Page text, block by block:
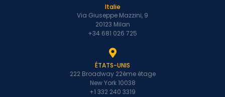
Italie
Via Giuseppe Mazzini, 9
20123 Milan
+34 681 026 725
ÉTATS-UNIS
222 Broadway 22ème étage
New York 10038
+1 332 240 3319